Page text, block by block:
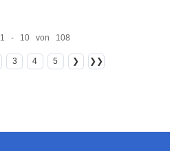
1 - 10 von 108
3 4 5 ❯ ❯❯